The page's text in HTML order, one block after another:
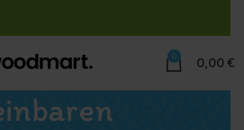
0 0,00€